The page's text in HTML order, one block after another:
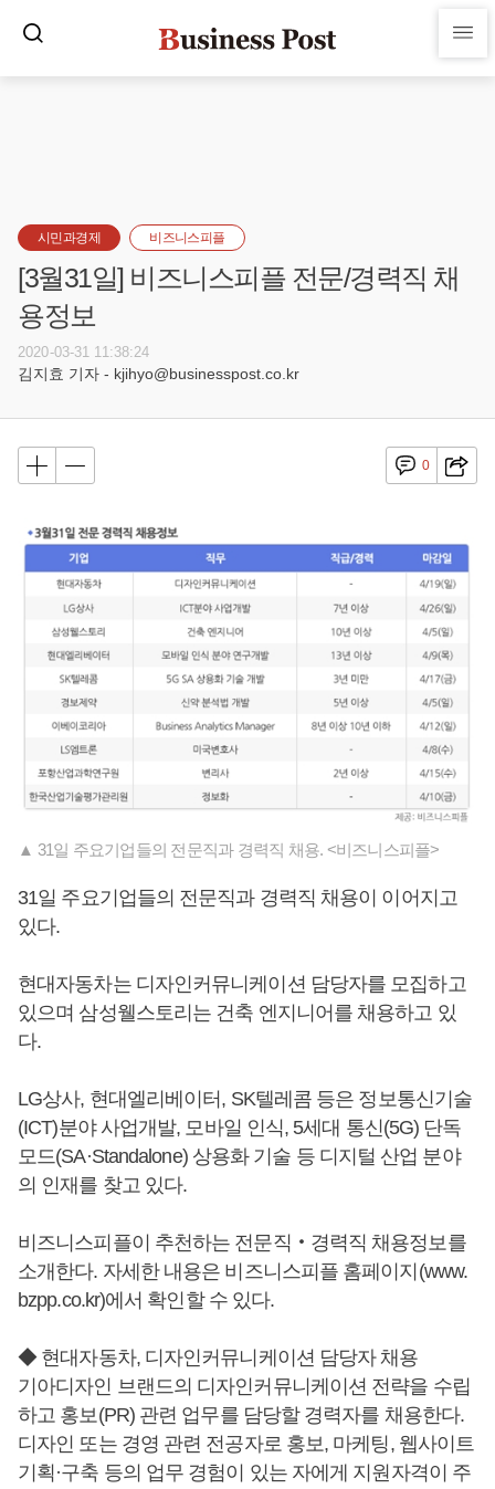
시민과경제 비즈니스피플
[3월31일] 비즈니스피플 전문/경력직 채
용정보
2020-03-31 11:38:24
김지효 기자 - kjihyo@businesspost.co.kr
0
▲ 31일 주요기업들의 전문직과 경력직 채용. <비즈니스피플>
31일 주요기업들의 전문직과 경력직 채용이 이어지고
있다.
현대자동차는 디자인커뮤니케이션 담당자를 모집하고
있으며 삼성웰스토리는 건축 엔지니어를 채용하고 있
다.
LG상사, 현대엘리베이터, SK텔레콤 등은 정보통신기술
(ICT)분야 사업개발, 모바일 인식, 5세대 통신(5G) 단독
모드(SA·Standalone) 상용화 기술 등 디지털 산업 분야
의 인재를 찾고 있다.
비즈니스피플이 추천하는 전문직‧경력직 채용정보를
소개한다. 자세한 내용은 비즈니스피플 홈페이지(www.
bzpp.co.kr)에서 확인할 수 있다.
◆ 현대자동차, 디자인커뮤니케이션 담당자 채용
기아디자인 브랜드의 디자인커뮤니케이션 전략을 수립
하고 홍보(PR) 관련 업무를 담당할 경력자를 채용한다.
디자인 또는 경영 관련 전공자로 홍보, 마케팅, 웹사이트
기획·구축 등의 업무 경험이 있는 자에게 지원자격이 주